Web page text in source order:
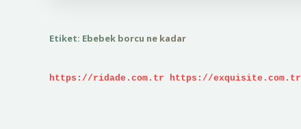
Etiket: Ebebek borcu ne kadar
https://ridade.com.tr https://exquisite.com.tr